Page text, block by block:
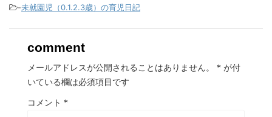
-未就園児（0.1.2.3歳）の育児日記
comment
メールアドレスが公開されることはありません。 * が付
いている欄は必須項目です
コメント *